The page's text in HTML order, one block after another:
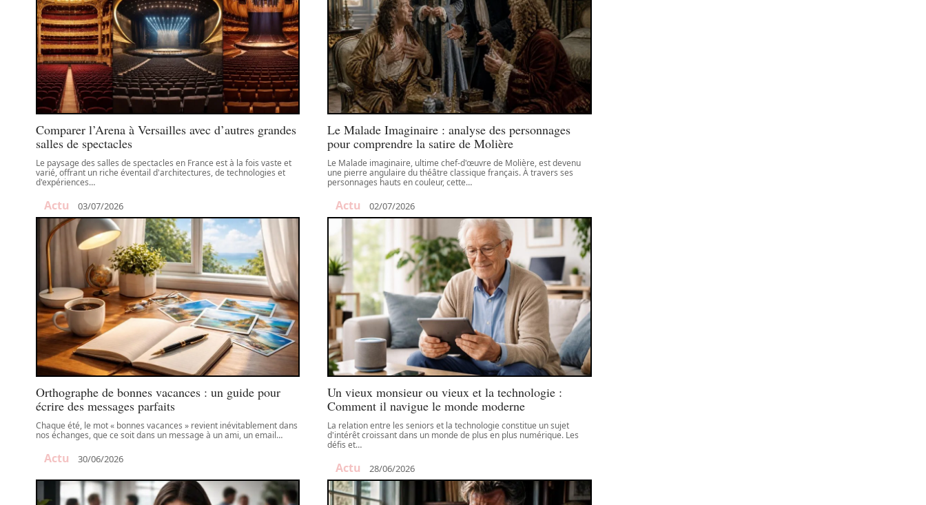
Comparer l’Arena à Versailles avec d’autres grandes
salles de spectacles
Le paysage des salles de spectacles en France est à la fois vaste et
varié, offrant un riche éventail d'architectures, de technologies et
d'expériences…
Actu 03/07/2026
Le Malade Imaginaire : analyse des personnages
pour comprendre la satire de Molière
Le Malade imaginaire, ultime chef-d'œuvre de Molière, est devenu
une pierre angulaire du théâtre classique français. À travers ses
personnages hauts en couleur, cette…
Actu 02/07/2026
Orthographe de bonnes vacances : un guide pour
écrire des messages parfaits
Chaque été, le mot « bonnes vacances » revient inévitablement dans
nos échanges, que ce soit dans un message à un ami, un email…
Actu 30/06/2026
Un vieux monsieur ou vieux et la technologie :
Comment il navigue le monde moderne
La relation entre les seniors et la technologie constitue un sujet
d'intérêt croissant dans un monde de plus en plus numérique. Les
défis et…
Actu 28/06/2026